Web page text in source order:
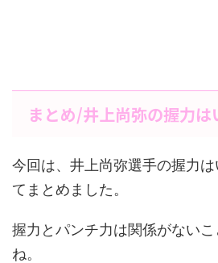
まとめ/井上尚弥の握力は
今回は、井上尚弥選手の握力
てまとめました。
握力とパンチ力は関係がない
ね。